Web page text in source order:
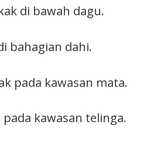
di bawah dagu.
bahagian dahi.
pada kawasan mata.
kawasan telinga.